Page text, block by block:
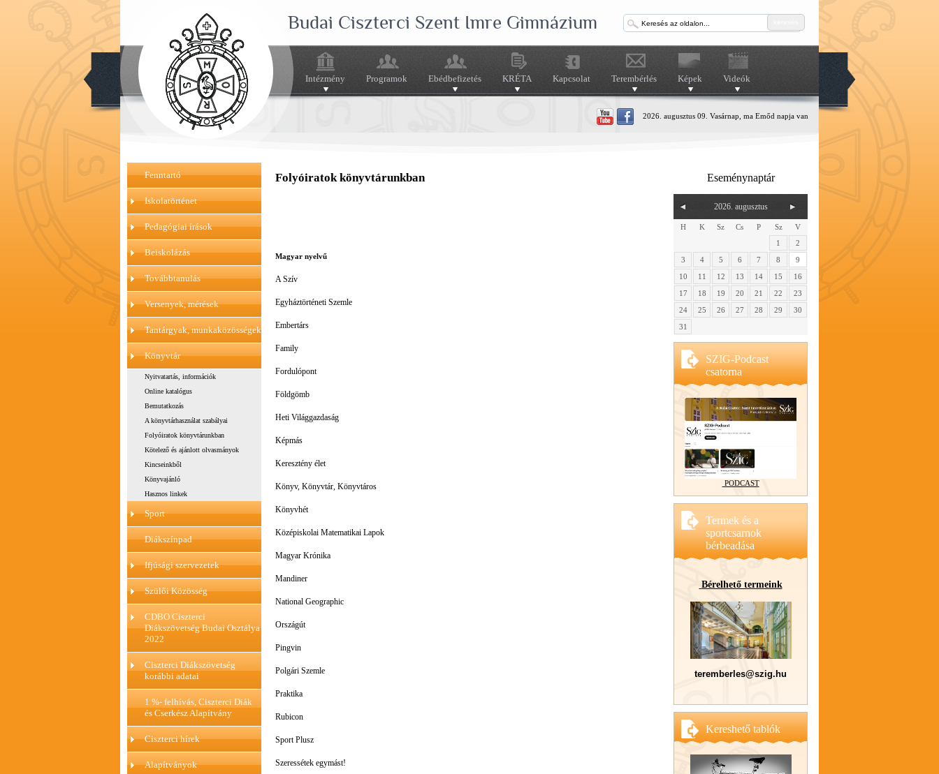
Budai Ciszterci Szent Imre Gimnázium
Intézmény Programok Ebédbefizetés KRÉTA Kapcsolat Terembérlés Képek Videók
2026. augusztus 09. Vasárnap, ma Emőd napja van
Fenntartó
Iskolatörténet
Pedagógiai írások
Beiskolázás
Továbbtanulás
Versenyek, mérések
Tantárgyak, munkaközösségek
Könyvtár
Nyitvatartás, információk
Online katalógus
Bemutatkozás
A könyvtárhasználat szabályai
Folyóiratok könyvtárunkban
Kötelező és ajánlott olvasmányok
Kincseinkből
Könyvajánló
Hasznos linkek
Sport
Diákszínpad
Ifjúsági szervezetek
Szülői Közösség
CDBO Ciszterci
Diákszövetség Budai Osztálya
2022
Ciszterci Diákszövetség
korábbi adatai
1 %- felhívás, Ciszterci Diák
és Cserkész Alapítvány
Ciszterci hírek
Alapítványok
Folyóiratok könyvtárunkban
Magyar nyelvű
A Szív
Egyháztörténeti Szemle
Embertárs
Family
Fordulópont
Földgömb
Heti Világgazdaság
Képmás
Keresztény élet
Könyv, Könyvtár, Könyvtáros
Könyvhét
Középiskolai Matematikai Lapok
Magyar Krónika
Mandiner
National Geographic
Országút
Pingvin
Polgári Szemle
Praktika
Rubicon
Sport Plusz
Szeressétek egymást!
Eseménynaptár
2026. augusztus
H K Sz Cs P Sz
V
1
2
3
4 5 6 7 8
9
10
11 12 13 14 15
16
17
18 19 20 21 22
23
24
25 26 27 28 29
30
31
SZIG-Podcast
csatorna
PODCAST
Termek és a
sportcsarnok
bérbeadása
Bérelhető termeink
teremberles@szig.hu
Kereshető tablók